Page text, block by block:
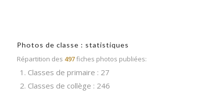
Photos de classe : statistiques
Répartition des 497fiches photos publiées:
1. Classes de primaire : 27
2. Classes de collège : 246